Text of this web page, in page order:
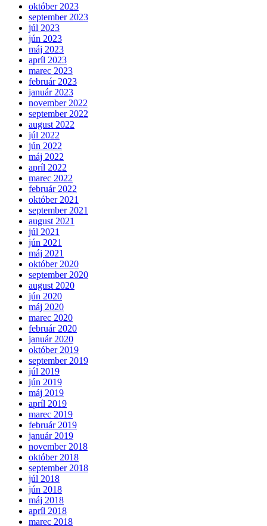
október 2023
september 2023
júl 2023
jún 2023
máj 2023
apríl 2023
marec 2023
február 2023
január 2023
november 2022
september 2022
august 2022
júl 2022
jún 2022
máj 2022
apríl 2022
marec 2022
február 2022
október 2021
september 2021
august 2021
júl 2021
jún 2021
máj 2021
október 2020
september 2020
august 2020
jún 2020
máj 2020
marec 2020
február 2020
január 2020
október 2019
september 2019
júl 2019
jún 2019
máj 2019
apríl 2019
marec 2019
február 2019
január 2019
november 2018
október 2018
september 2018
júl 2018
jún 2018
máj 2018
apríl 2018
marec 2018